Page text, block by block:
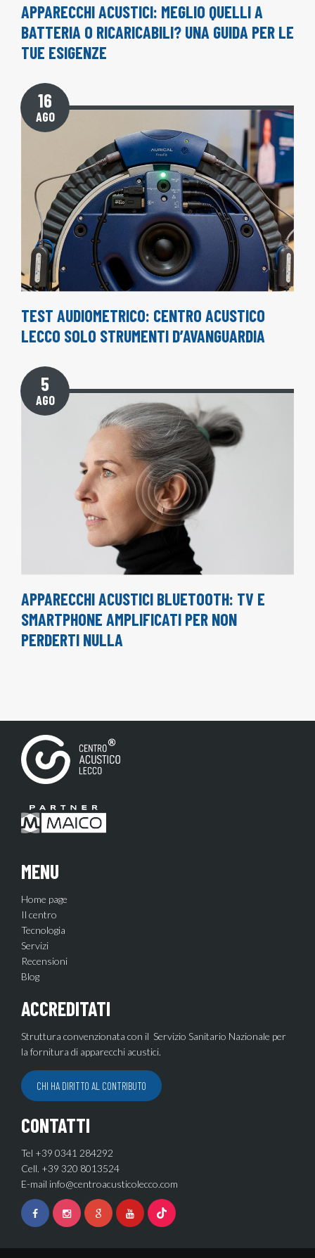
APPARECCHI ACUSTICI: MEGLIO QUELLI A
BATTERIA O RICARICABILI? UNA GUIDA PER LE
TUE ESIGENZE
16
AGO
TEST AUDIOMETRICO: CENTRO ACUSTICO
LECCO SOLO STRUMENTI D’AVANGUARDIA
5
AGO
APPARECCHI ACUSTICI BLUETOOTH: TV E
SMARTPHONE AMPLIFICATI PER NON
PERDERTI NULLA
MENU
Home page
Il centro
Tecnologia
Servizi
Recensioni
Blog
ACCREDITATI
Struttura convenzionata con il Servizio Sanitario Nazionale per
la fornitura di apparecchi acustici.
CHI HA DIRITTO AL CONTRIBUTO
CONTATTI
Tel +39 0341 284292
Cell. +39 320 8013524
E-mail info@centroacusticolecco.com